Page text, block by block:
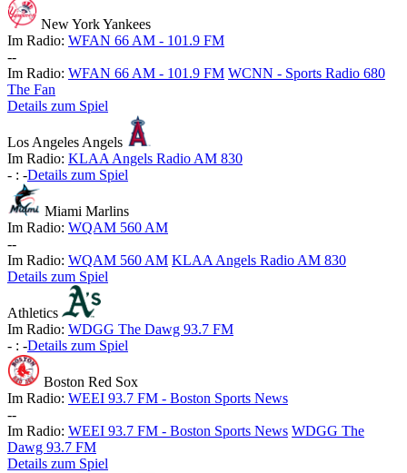
New York Yankees
Im Radio: WFAN 66 AM - 101.9 FM
--
Im Radio: WFAN 66 AM - 101.9 FM WCNN - Sports Radio 680
The Fan
Details zum Spiel
Los Angeles Angels
Im Radio: KLAA Angels Radio AM 830
- : -Details zum Spiel
Miami Marlins
Im Radio: WQAM 560 AM
--
Im Radio: WQAM 560 AM KLAA Angels Radio AM 830
Details zum Spiel
Athletics
Im Radio: WDGG The Dawg 93.7 FM
- : -Details zum Spiel
Boston Red Sox
Im Radio: WEEI 93.7 FM - Boston Sports News
--
Im Radio: WEEI 93.7 FM - Boston Sports News WDGG The
Dawg 93.7 FM
Details zum Spiel